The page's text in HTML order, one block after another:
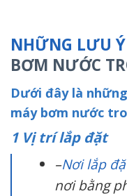
NHỮNG LƯU Ý
BƠM NƯỚC
Dưới đây là
máy bơm nước
1 Vị trí lắp đặt
–Nơi lắp
nơi bằng